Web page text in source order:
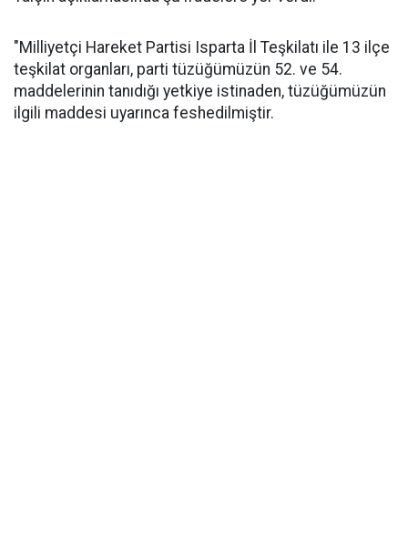
"Milliyetçi Hareket Partisi Isparta İl Teşkilatı ile 13 ilçe
teşkilat organları, parti tüzüğümüzün 52. ve 54.
maddelerinin tanıdığı yetkiye istinaden, tüzüğümüzün
ilgili maddesi uyarınca feshedilmiştir.